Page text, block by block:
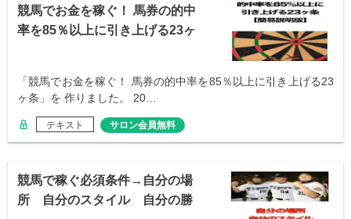
競馬でお金を稼ぐ！ 馬券の的中
率を85％以上に引き上げる23ヶ
「競馬でお金を稼ぐ！ 馬券の的中率を85％以上に引き上げる23
ヶ条」を 作りました。 20…
テキスト サロン会員無料
競馬で稼ぐ必須条件→自分の場
所 自分のスタイル 自分の勝